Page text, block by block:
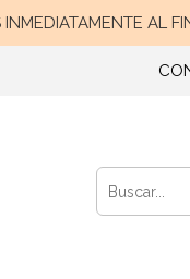
AL